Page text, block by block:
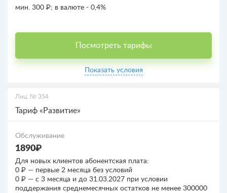
мин. 300 ₽; в валюте - 0,4%
Посмотреть тарифы
Показать условия
Лиц. № 354
Тариф «Развитие»
Обслуживание
1890₽
Для новых клиентов абонентская плата:
0 ₽ — первые 2 месяца без условий
0 ₽ — c 3 месяца и до 31.03.2027 при условии
поддержания среднемесячных остатков не менее 300000